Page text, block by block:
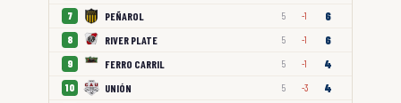
7 PEÑAROL 5 -1 6
8 RIVER PLATE 5 -1 6
9 FERRO CARRIL 5 -1 4
10 UNIÓN 5 -3 4